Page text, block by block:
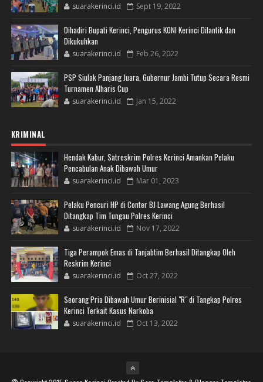
suarakerinci.id Sept 19, 2022
Dihadiri Bupati Kerinci, Pengurus KONI Kerinci Dilantik dan
Dikukuhkan
suarakerinci.id Feb 26, 2022
PSP Siulak Panjang Juara, Gubernur Jambi Tutup Secara Resmi
Turnamen Alharis Cup
suarakerinci.id Jan 15, 2022
KRIMINAL
Hendak Kabur, Satreskrim Polres Kerinci Amankan Pelaku
Pencabulan Anak Dibawah Umur
suarakerinci.id Mar 01, 2023
Pelaku Pencuri HP di Conter BJ Lawang Agung Berhasil
Ditangkap Tim Tungau Polres Kerinci
suarakerinci.id Nov 17, 2022
Tiga Perampok Emas di Tanjabtim Berhasil Ditangkap Oleh
Reskrim Kerinci
suarakerinci.id Oct 27, 2022
Seorang Pria Dibawah Umur Berinisial "R" di Tangkap Polres
Kerinci Terkait Kasus Narkoba
suarakerinci.id Oct 13, 2022